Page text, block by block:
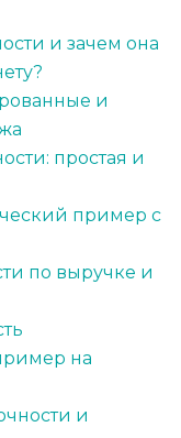
и зачем она
и
простая и
пример с
по выручке и
на
и